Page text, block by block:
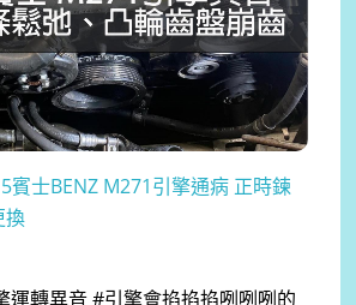
賓士BENZ M271引擎通病 正時鍊
換
運轉異音 #引擎會掐掐掐咧咧咧的